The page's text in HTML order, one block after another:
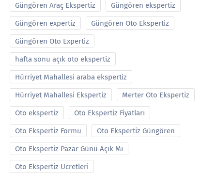
Güngören Araç Ekspertiz Güngören ekspertiz
Güngören expertiz Güngören Oto Ekspertiz
Güngören Oto Expertiz
hafta sonu açık oto ekspertiz
Hürriyet Mahallesi araba ekspertiz
Hürriyet Mahallesi Ekspertiz Merter Oto Ekspertiz
Oto ekspertiz Oto Ekspertiz Fiyatları
Oto Ekspertiz Formu Oto Ekspertiz Güngören
Oto Ekspertiz Pazar Günü Açık Mı
Oto Ekspertiz Ucretleri